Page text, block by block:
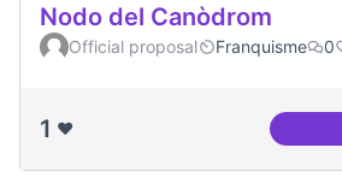
Nodo del Canòdrom
Official proposal Franquisme 0
1 ❤️